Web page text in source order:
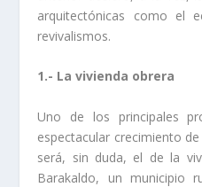
arquitectónicas como el
revivalismos.
1.- La vivienda obrera
Uno de los principales
espectacular crecimiento
será, sin duda, el de la
Barakaldo, un municipio